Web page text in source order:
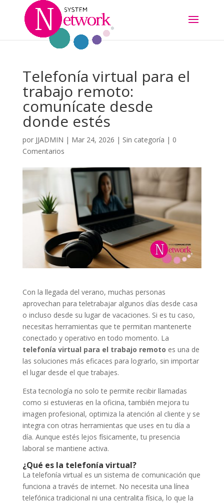
Telefonía virtual para el
trabajo remoto:
comunícate desde
donde estés
por JJADMIN | Mar 24, 2026 | Sin categoría | 0
Comentarios
Con la llegada del verano, muchas personas
aprovechan para teletrabajar algunos días desde casa
o incluso desde su lugar de vacaciones. Si es tu caso,
necesitas herramientas que te permitan mantenerte
conectado y operativo en todo momento. La
telefonía virtual para el trabajo remoto es una de
las soluciones más eficaces para lograrlo, sin importar
el lugar desde el que trabajes.
Esta tecnología no solo te permite recibir llamadas
como si estuvieras en la oficina, también mejora tu
imagen profesional, optimiza la atención al cliente y se
integra con otras herramientas que uses en tu día a
día. Aunque estés lejos físicamente, tu presencia
laboral se mantiene activa.
¿Qué es la telefonía virtual?
La telefonía virtual es un sistema de comunicación que
funciona a través de internet. No necesita una línea
telefónica tradicional ni una centralita física, lo que la